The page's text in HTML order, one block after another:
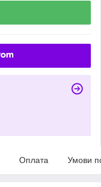
Оплата Умови